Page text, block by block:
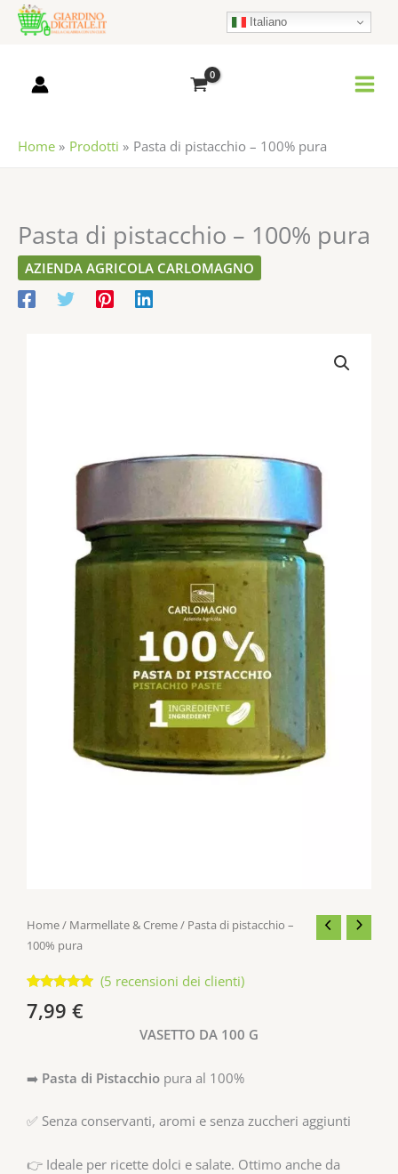
Italiano
Home Prodotti Pasta di pistacchio – 100% pura
Pasta di pistacchio – 100% pura
AZIENDA AGRICOLA CARLOMAGNO
Home/ Marmellate & Creme/ Pasta di pistacchio –
100% pura
4.80su 5
su base
(5 recensioni dei clienti)
7,99 €
VASETTO DA 100 G
➡️ Pasta di Pistacchio pura al 100%
✅ Senza conservanti, aromi e senza zuccheri aggiunti
👉 Ideale per ricette dolci e salate. Ottimo anche da